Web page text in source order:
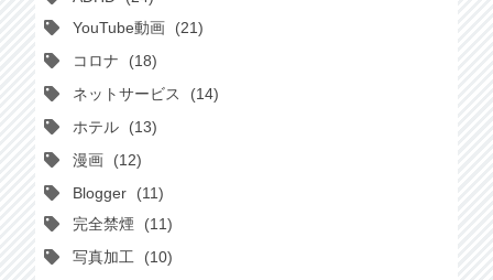
YouTube動画
21
コロナ
18
ネットサービス
14
ホテル
13
漫画
12
Blogger
11
完全禁煙
11
写真加工
10